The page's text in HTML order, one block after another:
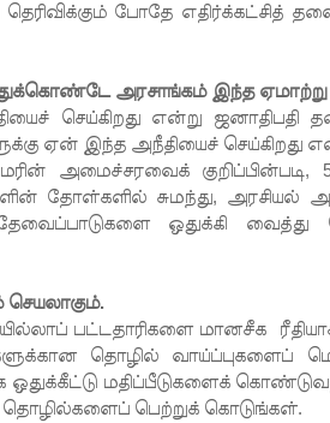
போதே எதிர்க்கட்சித்
அரசாங்கம் இந்த
செய்கிறது என்று ஜனாதிபதி
ஏன் இந்த அநீதியைச் செய்கிறது
அமைச்சரவைக் குறிப்பின்படி,
தோள்களில் சுமந்து, அரசியல்
ஒதுக்கி வைத்து
பட்டதாரிகளை மானசீக
தொழில் வாய்ப்புகளைப்
ஒதுக்கீட்டு மதிப்பீடுகளைக்
பெற்றுக் கொடுங்கள்.